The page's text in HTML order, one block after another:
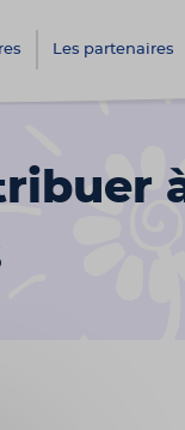
Les partenaires